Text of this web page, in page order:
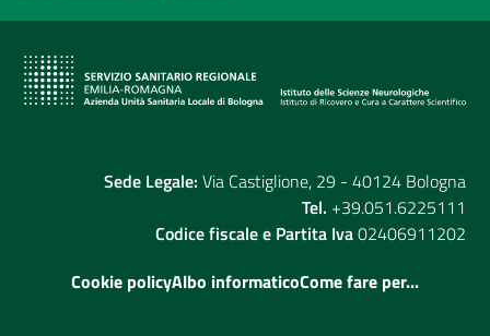
Sede Legale: Via Castiglione, 29 - 40124 Bologna
Tel. +39.051.6225111
Codice fiscale e Partita Iva02406911202
Cookie policyAlbo informaticoCome fare per...